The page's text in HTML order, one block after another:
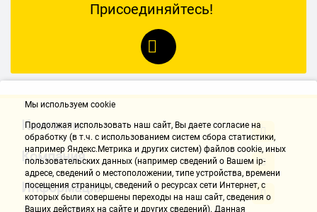
Присоединяйтесь!
Контакты
Компания
Информация
Мы используем cookie
Продолжая использовать наш cайт, Вы даете согласие на
обработку (в т.ч. с использованием систем сбора статистики,
например Яндекс.Метрика и других систем) файлов cookie, иных
пользовательских данных (например сведений о Вашем ip-
адресе, сведений о местоположении, типе устройства, времени
посещения страницы, сведений о ресурсах сети Интернет, с
которых были совершены переходы на наш сайт, сведения о
Ваших действиях на сайте и других сведений). Данная